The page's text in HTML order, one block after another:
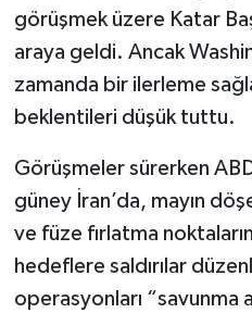
görüşmek üzere Katar
araya geldi. Ancak
zamanda bir ilerleme
beklentileri düşük tuttu.
Görüşmeler sürerken
güney İran’da, mayın
ve füze fırlatma
hedeflere saldırılar
operasyonları “savunma